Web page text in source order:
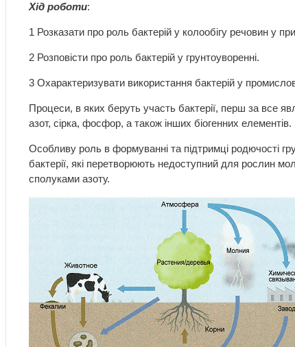
Хід роботи:
1 Розказати про роль бактерій у колообігу речовин у
2 Розповісти про роль бактерій у грунтоуворенні.
3 Охарактеризувати використання бактерій у
Процеси, в яких беруть участь бактерії, перш за все
азот, сірка, фосфор, а також інших біогенних елементів.
Особливу роль в формуванні та підтримці родючості
бактерії, які перетворюють недоступний для рослин
сполуками азоту.